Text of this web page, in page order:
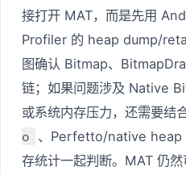
接打开 MAT，而是先用
Profiler 的 heap dump/
图确认 Bitmap、
链；如果问题涉及 Native
或系统内存压力，还需要结
o 、Perfetto/native heap
存统计一起判断。MAT 仍